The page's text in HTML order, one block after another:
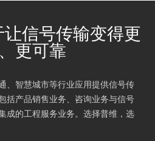
信号传输变得更
更可靠
、智慧城市等行业应用提供信号传
括产品销售业务、咨询业务与信号
成的工程服务业务。选择普维，选